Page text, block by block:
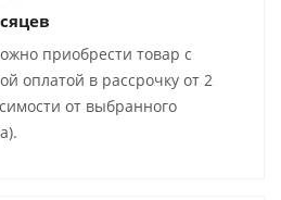
приобрести товар с
оплатой в рассрочку от 2
от выбранного